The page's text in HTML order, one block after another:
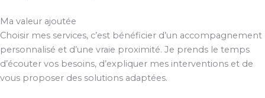
Ma valeur ajoutée
Choisir mes services, c’est bénéficier d’un accompagnement
personnalisé et d’une vraie proximité. Je prends le temps
d’écouter vos besoins, d’expliquer mes interventions et de
vous proposer des solutions adaptées.